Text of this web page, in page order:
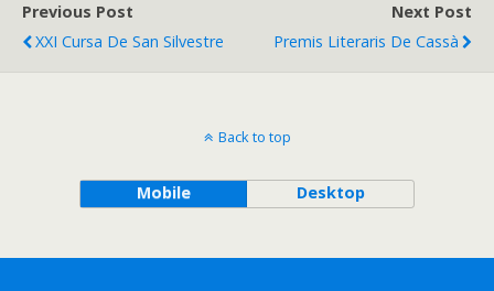
Previous Post
XXI Cursa De San Silvestre
Next Post
Premis Literaris De Cassà
Back to top
Mobile Desktop